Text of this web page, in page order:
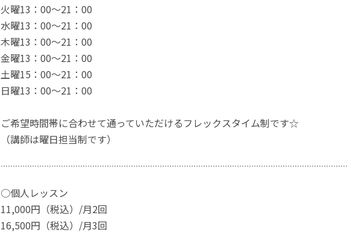
火曜13：00～21：00
水曜13：00～21：00
木曜13：00～21：00
金曜13：00～21：00
土曜15：00～21：00
日曜13：00～21：00
ご希望時間帯に合わせて通っていただけるフレックスタイム制です☆
（講師は曜日担当制です）
○個人レッスン
11,000円（税込）/月2回
16,500円（税込）/月3回